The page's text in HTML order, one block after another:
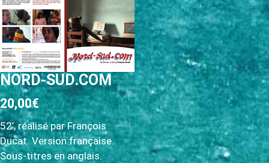
c
p
a
NORD-SUD.COM
20,00€
52’, réalisé par François
Ducat. Version française.
Sous-titres en anglais.